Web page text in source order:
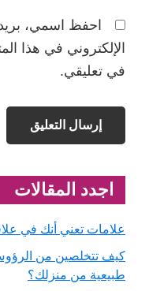
احفظ اسمي،
الإلكتروني في هذا
في تعليقي.
Primary
اجدد المقالات
علامات تعني أنك في
كيف تتخلصين من
طبيعية من منزلك؟